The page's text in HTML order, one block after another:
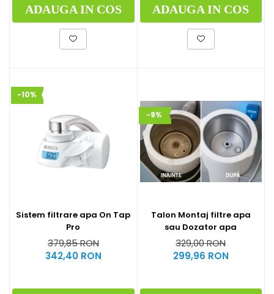
ADAUGA IN COS ADAUGA IN COS
-10%
Sistem filtrare apa On Tap
Pro
379,85 RON
342,40 RON
-9%
Talon Montaj filtre apa
sau Dozator apa
329,00 RON
299,96 RON